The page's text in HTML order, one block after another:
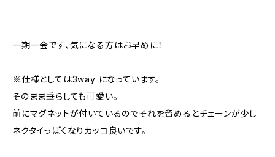
一期一会です、気になる方はお早めに！
※仕様としては3way になっています。
そのまま垂らしても可愛い。
前にマグネットが付いているのでそれを留めるとチェーンが少し
ネクタイっぽくなりカッコ良いです。